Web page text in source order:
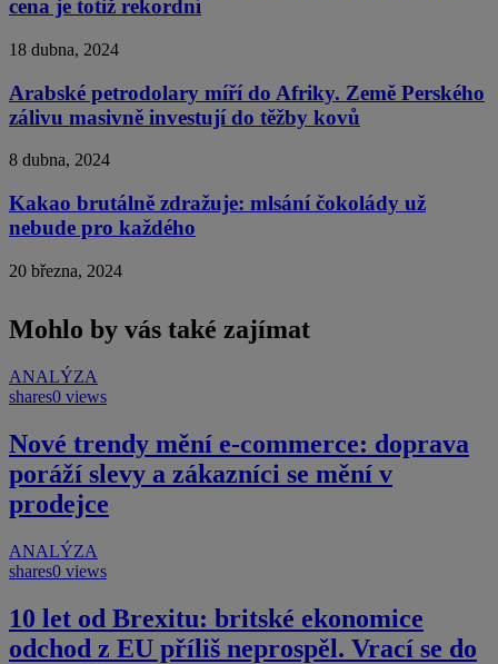
cena je totiž rekordní
18 dubna, 2024
Arabské petrodolary míří do Afriky. Země Perského
zálivu masivně investují do těžby kovů
8 dubna, 2024
Kakao brutálně zdražuje: mlsání čokolády už
nebude pro každého
20 března, 2024
Mohlo by vás také zajímat
ANALÝZA
shares0 views
Nové trendy mění e-commerce: doprava
poráží slevy a zákazníci se mění v
prodejce
ANALÝZA
shares0 views
10 let od Brexitu: britské ekonomice
odchod z EU příliš neprospěl. Vrací se do